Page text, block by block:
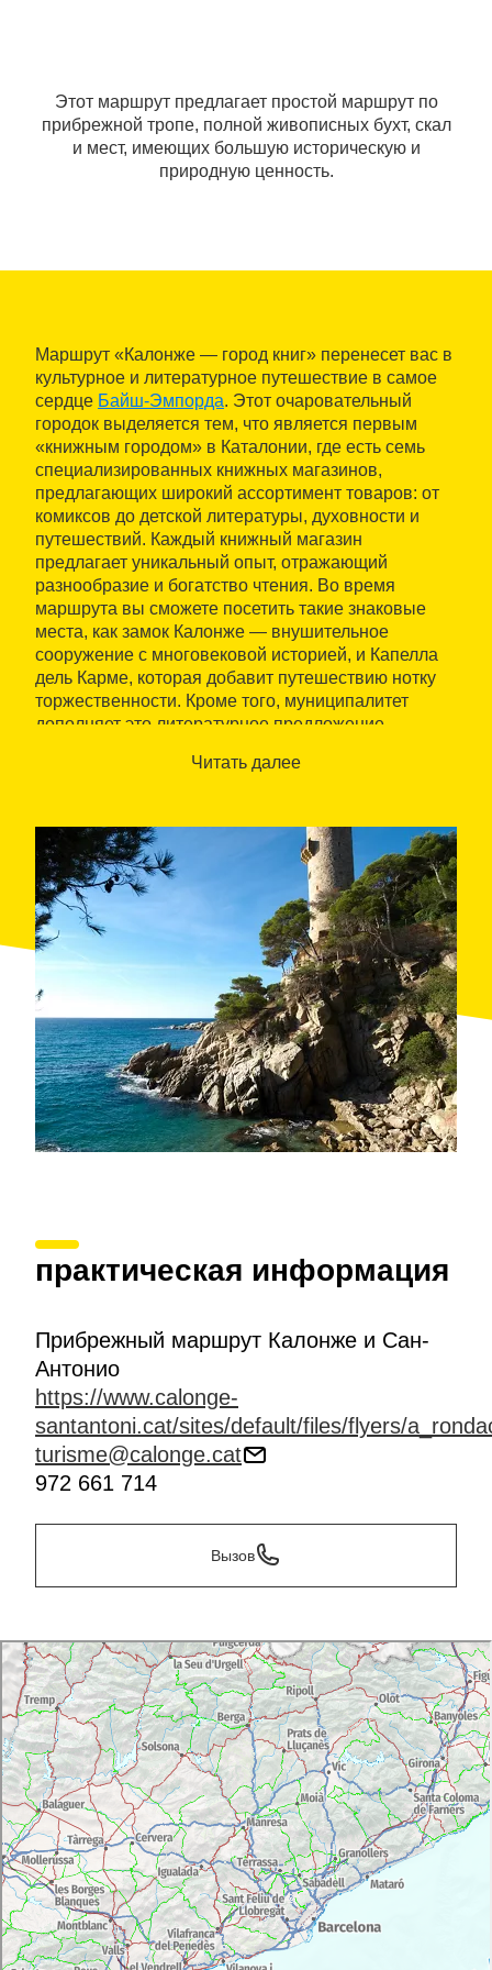
Этот маршрут предлагает простой маршрут по
прибрежной тропе, полной живописных бухт, скал
и мест, имеющих большую историческую и
природную ценность.
Маршрут «Калонже — город книг» перенесет вас в
культурное и литературное путешествие в самое
сердце Байш-Эмпорда. Этот очаровательный
городок выделяется тем, что является первым
«книжным городом» в Каталонии, где есть семь
специализированных книжных магазинов,
предлагающих широкий ассортимент товаров: от
комиксов до детской литературы, духовности и
путешествий. Каждый книжный магазин
предлагает уникальный опыт, отражающий
разнообразие и богатство чтения. Во время
маршрута вы сможете посетить такие знаковые
места, как замок Калонже — внушительное
сооружение с многовековой историей, и Капелла
дель Карме, которая добавит путешествию нотку
торжественности. Кроме того, муниципалитет
дополняет это литературное предложение
такие мероприятия, как концерты, семинары и
Это предложение идеально подходит для
любителей культуры и литературы, которые хотят
насладиться вдохновляющей обстановкой и в то
же время открыть для себя историческое и
живописное наследие Баш-Эмпорда.
Читать далее
практическая информация
Прибрежный маршрут Калонже и Сан-
Антонио
https://www.calonge-
santantoni.cat/sites/default/files/flyers/
turisme@calonge.cat
972 661 714
Вызов